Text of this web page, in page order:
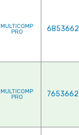
6853662
MULTICOMP
PRO
7653662
MULTICOMP
PRO